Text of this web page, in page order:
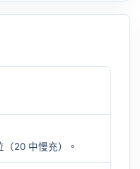
20 中慢充）。